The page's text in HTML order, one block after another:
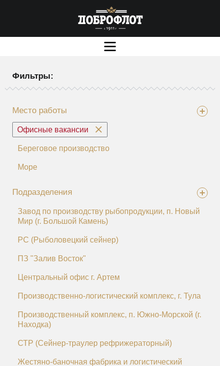
Фильтры:
Место работы
Офисные вакансии
Береговое производство
Море
Подразделения
Завод по производству рыбопродукции, п. Новый
Мир (г. Большой Камень)
РС (Рыболовецкий сейнер)
ПЗ "Залив Восток"
Центральный офис г. Артем
Производственно-логистический комплекс, г. Тула
Производственный комплекс, п. Южно-Морской (г.
Находка)
СТР (Сейнер-траулер рефрижераторный)
Жестяно-баночная фабрика и логистический